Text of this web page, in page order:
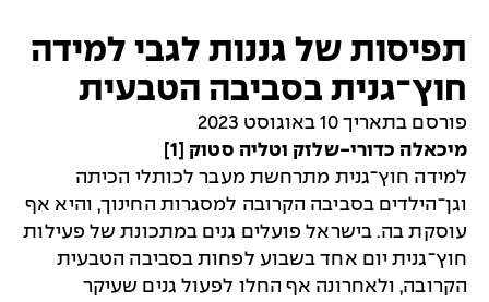
תפיסות של גננות לגבי למידה
חוץ־גנית בסביבה הטבעית
פורסם בתאריך 10 באוגוסט 2023
מיכאלה כדורי-שלזק וטליה סטוק [1]
למידה חוץ־גנית מתרחשת מעבר לכותלי הכיתה
וגן־הילדים בסביבה הקרובה למסגרות החינוך, והיא אף
עוסקת בה. בישראל פועלים גנים במתכונת של פעילות
חוץ־גנית יום אחד בשבוע לפחות בסביבה הטבעית
הקרובה, ולאחרונה אף החלו לפעול גנים שעיקר